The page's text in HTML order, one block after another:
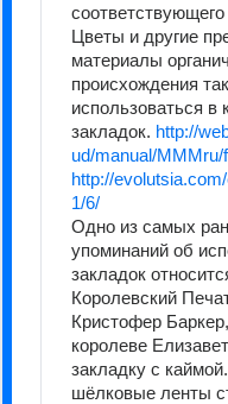
Цветы и другие
материалы
происхождения
использоваться в
закладок. http://
ud/manual/
http://
1/6/
Одно из самых
упоминаний об
закладок
Королевский
Кристофер
королеве
закладку с
шёлковые ленты